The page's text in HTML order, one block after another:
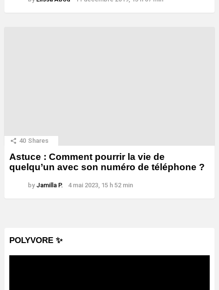
40 Shares
Astuce : Comment pourrir la vie de
quelqu’un avec son numéro de téléphone ?
by Jamilla P. 4 mai 2023, 15 h 52 min
POLYVORE ✨